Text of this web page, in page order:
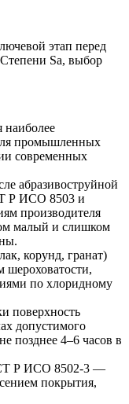
этап перед
Sa, выбор
наиболее
промышленных
современных
абразивоструйной
Р ИСО 8503 и
производителя
малый и слишком
корунд, гранат)
шероховатости,
по хлоридному
поверхность
допустимого
позднее 4–6 часов в
Р ИСО 8502-3 —
покрытия,